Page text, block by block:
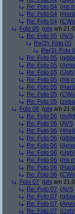
Re: Foto 04 (ms
Re: Foto 04 (
Re: Foto 04 (
Foto 05 (phj am
Re: Foto 05 (AVS
Re(2): Foto 05
Re(3): Foto
Re: Foto 05 (
Re: Foto 05 (
Re: Foto 05 (Ugh!
Re: Foto 05 (ms
Re: Foto 05 (
Re: Foto 05 (
Re: Foto 05 (zeba
Foto 06 (phj am
Re: Foto 06 (m@tt
Re: Foto 06 (AVS
Re: Foto 06 (
Re: Foto 06 (
Re: Foto 06 (
Re: Foto 06 (Ugh!
Re: Foto 06 (ms
Re: Foto 06 (
Re: Foto 06 (
Foto 07 (phj am
Re: Foto 07 (AVS
Re: Foto 07 (
Re: Foto 07 (
Re: Foto 07 (Ugh!